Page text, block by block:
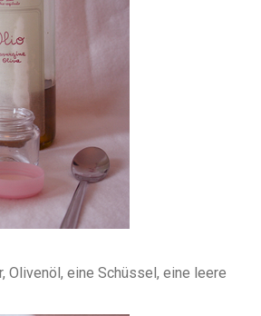
Olivenöl, eine Schüssel, eine leere